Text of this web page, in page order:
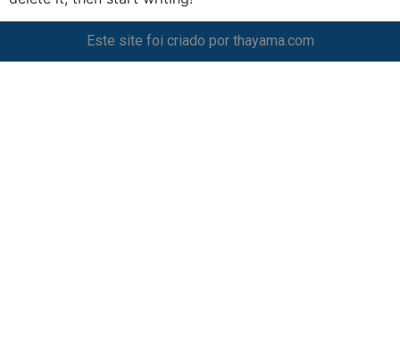
Este site foi criado por thayama.com